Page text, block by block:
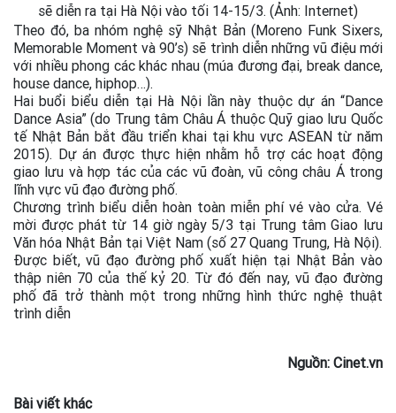
sẽ diễn ra tại Hà Nội vào tối 14-15/3. (Ảnh: Internet)
Theo đó, ba nhóm nghệ sỹ Nhật Bản (Moreno Funk Sixers,
Memorable Moment và 90’s) sẽ trình diễn những vũ điệu mới
với nhiều phong các khác nhau (múa đương đại, break dance,
house dance, hiphop…).
Hai buổi biểu diễn tại Hà Nội lần này thuộc dự án “Dance
Dance Asia” (do Trung tâm Châu Á thuộc Quỹ giao lưu Quốc
tế Nhật Bản bắt đầu triển khai tại khu vực ASEAN từ năm
2015). Dự án được thực hiện nhằm hỗ trợ các hoạt động
giao lưu và hợp tác của các vũ đoàn, vũ công châu Á trong
lĩnh vực vũ đạo đường phố.
Chương trình biểu diễn hoàn toàn miễn phí vé vào cửa. Vé
mời được phát từ 14 giờ ngày 5/3 tại Trung tâm Giao lưu
Văn hóa Nhật Bản tại Việt Nam (số 27 Quang Trung, Hà Nội).
Được biết, vũ đạo đường phố xuất hiện tại Nhật Bản vào
thập niên 70 của thế kỷ 20. Từ đó đến nay, vũ đạo đường
phố đã trở thành một trong những hình thức nghệ thuật
trình diễn
Nguồn: Cinet.vn
Bài viết khác